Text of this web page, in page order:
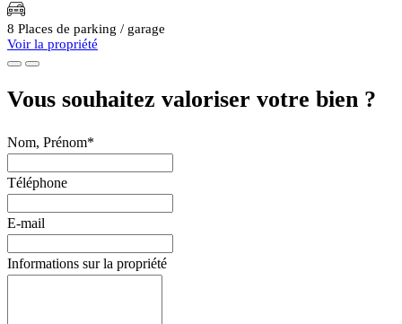
8 Places de parking / garage
Voir la propriété
Vous souhaitez valoriser votre bien ?
Nom, Prénom*
Téléphone
E-mail
Informations sur la propriété